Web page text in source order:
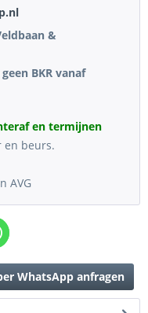
&
BKR vanaf
en termijnen
en beurs.
AVG
WhatsApp anfragen